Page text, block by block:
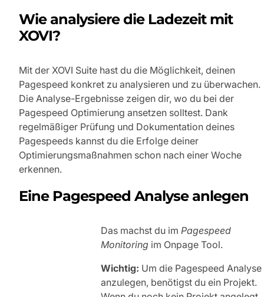
Wie analysiere die Ladezeit mit
XOVI?
Mit der XOVI Suite hast du die Möglichkeit, deinen
Pagespeed konkret zu analysieren und zu überwachen.
Die Analyse-Ergebnisse zeigen dir, wo du bei der
Pagespeed Optimierung ansetzen solltest. Dank
regelmäßiger Prüfung und Dokumentation deines
Pagespeeds kannst du die Erfolge deiner
Optimierungsmaßnahmen schon nach einer Woche
erkennen.
Eine Pagespeed Analyse anlegen
Das machst du im Pagespeed
Monitoring im Onpage Tool.
Wichtig: Um die Pagespeed Analyse
anzulegen, benötigst du ein Projekt.